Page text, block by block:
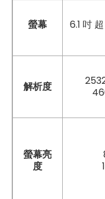
螢幕 6.1 吋
解析度
螢幕亮
度